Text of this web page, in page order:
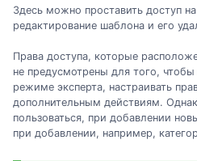
Здесь можно проставить доступ
редактирование шаблона и его
Права доступа, которые
не предусмотрены для того, чтобы
режиме эксперта, настраивать
дополнительным действиям.
пользоваться, при добавлении
при добавлении, например,